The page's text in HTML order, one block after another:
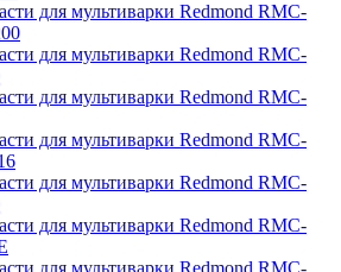
для мультиварки Redmond RMC-
для мультиварки Redmond RMC-
для мультиварки Redmond RMC-
для мультиварки Redmond RMC-
для мультиварки Redmond RMC-
для мультиварки Redmond RMC-
для мультиварки Redmond RMC-